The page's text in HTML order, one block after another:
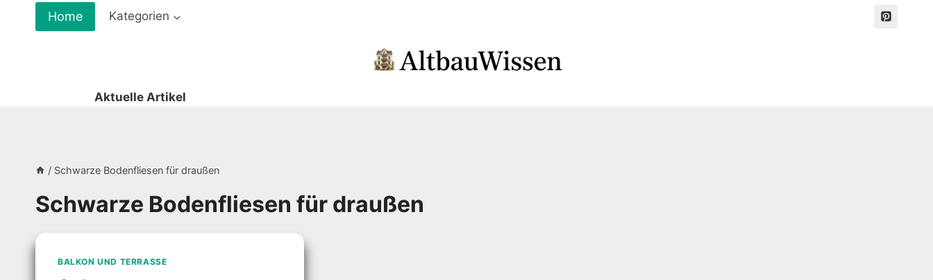
Home Kategorien
Aktuelle Artikel
/ Schwarze Bodenfliesen für draußen
Schwarze Bodenfliesen für draußen
BALKON UND TERRASSE